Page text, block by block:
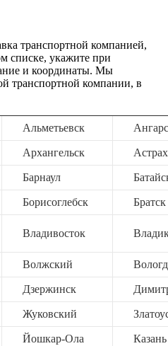
транспортной компанией,
списке, укажите при
и координаты. Мы
транспортной компании, в
Альметьевск
Архангельск
Барнаул
Борисоглебск Братск
Владивосток
Волжский
Дзержинск
Жуковский
Йошкар-Ола Казань